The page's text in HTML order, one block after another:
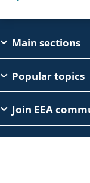
EAC
Footer
Main sections
Popular topics
Join EEA